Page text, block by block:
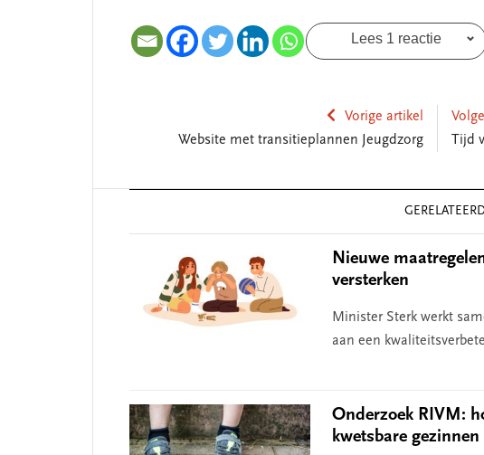
Lees 1 reactie
Vorige artikel
Website met transitieplannen Jeugdzorg
Tijd
Nieuwe
versterken
Minister Sterk werkt
aan een
Onderzoek RIVM:
kwetsbare gezinnen
begint bij zelfkennis’